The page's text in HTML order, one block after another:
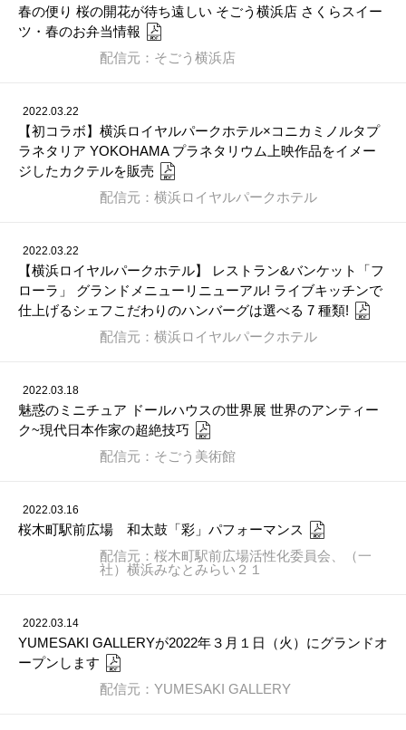
春の便り 桜の開花が待ち遠しい そごう横浜店 さくらスイー
ツ・春のお弁当情報
配信元：そごう横浜店
2022.03.22
【初コラボ】横浜ロイヤルパークホテル×コニカミノルタプ
ラネタリア YOKOHAMA プラネタリウム上映作品をイメー
ジしたカクテルを販売
配信元：横浜ロイヤルパークホテル
2022.03.22
【横浜ロイヤルパークホテル】 レストラン&バンケット「フ
ローラ」 グランドメニューリニューアル! ライブキッチンで
仕上げるシェフこだわりのハンバーグは選べる 7 種類!
配信元：横浜ロイヤルパークホテル
2022.03.18
魅惑のミニチュア ドールハウスの世界展 世界のアンティー
ク~現代日本作家の超絶技巧
配信元：そごう美術館
2022.03.16
桜木町駅前広場 和太鼓「彩」パフォーマンス
配信元：桜木町駅前広場活性化委員会、（一
社）横浜みなとみらい２１
2022.03.14
YUMESAKI GALLERYが2022年３月１日（火）にグランドオ
ープンします
配信元：YUMESAKI GALLERY